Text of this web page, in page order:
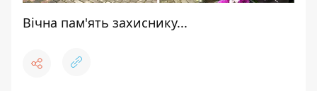
Вічна пам'ять захиснику...